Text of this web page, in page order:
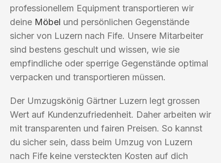
professionellem Equipment transportieren wir
deine Möbel und persönlichen Gegenstände
sicher von Luzern nach Fife. Unsere Mitarbeiter
sind bestens geschult und wissen, wie sie
empfindliche oder sperrige Gegenstände optimal
verpacken und transportieren müssen.
Der Umzugskönig Gärtner Luzern legt grossen
Wert auf Kundenzufriedenheit. Daher arbeiten wir
mit transparenten und fairen Preisen. So kannst
du sicher sein, dass beim Umzug von Luzern
nach Fife keine versteckten Kosten auf dich